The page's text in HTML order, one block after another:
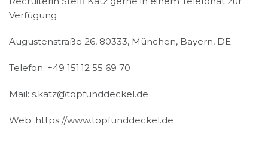
Verfügung
Augustenstraße 26, 80333, München, Bayern, DE
Telefon: +49 151 12 55 69 70
Mail: s.katz@topfunddeckel.de
Web: https://www.topfunddeckel.de